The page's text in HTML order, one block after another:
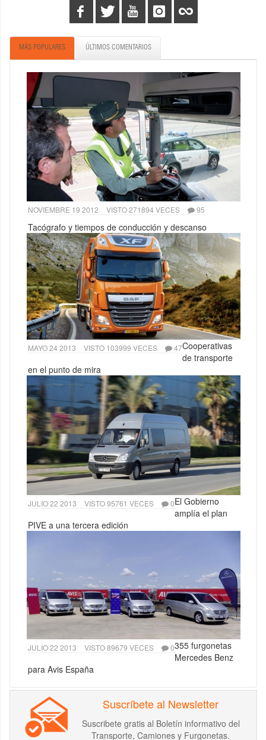
MÁS POPULARES ÚLTIMOS COMENTARIOS
NOVIEMBRE 19 2012 VISTO 271894 VECES 95
Tacógrafo y tiempos de conducción y descanso
MAYO 24 2013 VISTO 103999 VECES 47Cooperativas
de transporte
en el punto de mira
JULIO 22 2013 VISTO 95761 VECES 0El Gobierno
amplía el plan
PIVE a una tercera edición
JULIO 22 2013 VISTO 89679 VECES 0355 furgonetas
Mercedes Benz
para Avis España
Suscríbete al Newsletter
Suscribete gratis al Boletín informativo del
Transporte, Camiones y Furgonetas.